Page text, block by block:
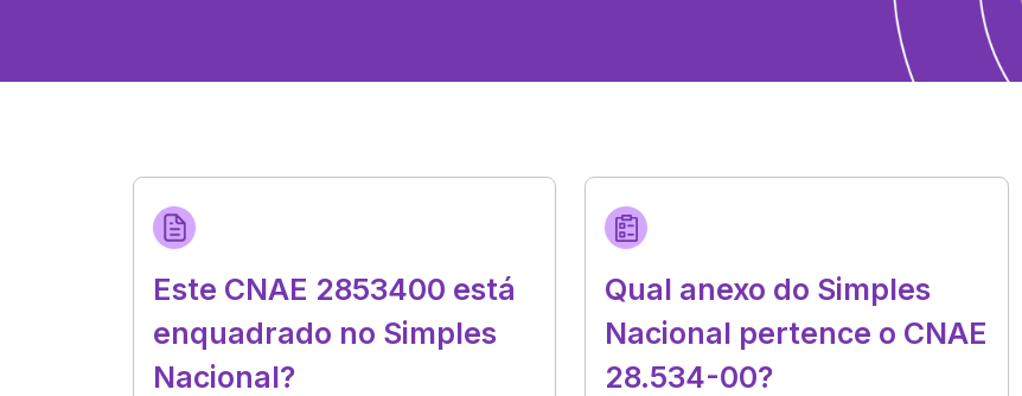
Este CNAE 2853400 está
enquadrado no Simples
Nacional?
Qual anexo do Simples
Nacional pertence o CNAE
28.534-00?